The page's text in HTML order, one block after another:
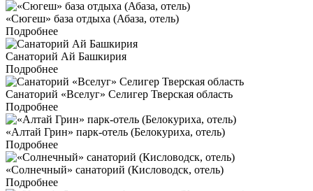
«Сюгеш» база отдыха (Абаза, отель)
Подробнее
Санаторий Ай Башкирия
Подробнее
Санаторий «Вселуг» Селигер Тверская область
Подробнее
«Алтай Грин» парк-отель (Белокуриха, отель)
Подробнее
«Солнечный» санаторий (Кисловодск, отель)
Подробнее